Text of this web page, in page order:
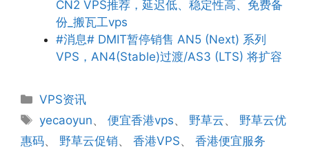
CN2 VPS推荐，延迟低、稳定性高、免费备
份_搬瓦工vps
#消息# DMIT暂停销售 AN5 (Next) 系列
VPS，AN4(Stable)过渡/AS3 (LTS) 将扩容
分
类
VPS资讯
标
签
yecaoyun、便宜香港vps、 野草云、 野草云优
惠码、 野草云促销、 香港VPS、 香港便宜服务